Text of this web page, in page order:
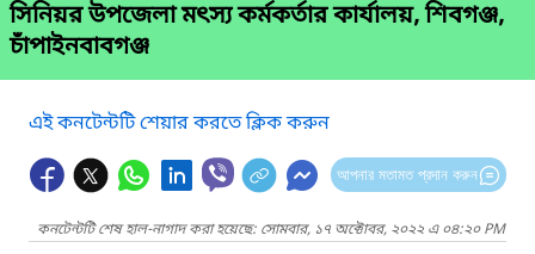
সিনিয়র উপজেলা মৎস্য কর্মকর্তার কার্যালয়, শিবগঞ্জ,
চাঁপাইনবাবগঞ্জ
এই কনটেন্টটি শেয়ার করতে ক্লিক করুন
আপনার মতামত প্রদান করুন
কনটেন্টটি শেষ হাল-নাগাদ করা হয়েছে: সোমবার, ১৭ অক্টোবর, ২০২২ এ ০৪:২০ PM